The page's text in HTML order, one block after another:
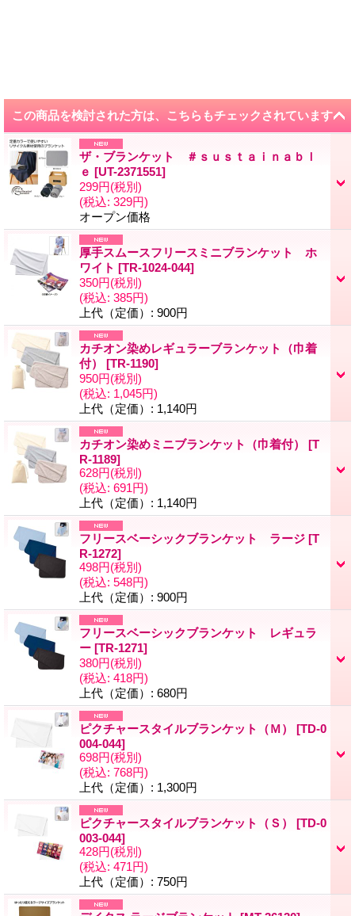
この商品を検討された方は、こちらもチェックされています
ザ・ブランケット ＃ｓｕｓｔａｉｎａｂｌ
ｅ [UT-2371551]
299円(税別)
(税込: 329円)
オープン価格
厚手スムースフリースミニブランケット ホ
ワイト [TR-1024-044]
350円(税別)
(税込: 385円)
上代（定価） : 900円
カチオン染めレギュラーブランケット（巾着
付） [TR-1190]
950円(税別)
(税込: 1,045円)
上代（定価） : 1,140円
カチオン染めミニブランケット（巾着付） [T
R-1189]
628円(税別)
(税込: 691円)
上代（定価） : 1,140円
フリースベーシックブランケット ラージ [T
R-1272]
498円(税別)
(税込: 548円)
上代（定価） : 900円
フリースベーシックブランケット レギュラ
ー [TR-1271]
380円(税別)
(税込: 418円)
上代（定価） : 680円
ピクチャースタイルブランケット（Ｍ） [TD-0
004-044]
698円(税別)
(税込: 768円)
上代（定価） : 1,300円
ピクチャースタイルブランケット（Ｓ） [TD-0
003-044]
428円(税別)
(税込: 471円)
上代（定価） : 750円